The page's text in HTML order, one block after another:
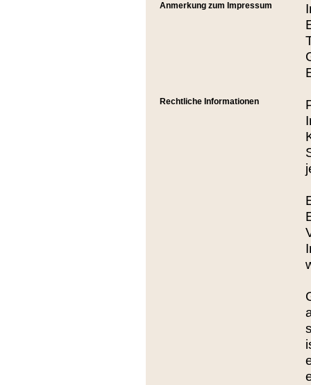
Anmerkung zum Impressum
Rechtliche Informationen